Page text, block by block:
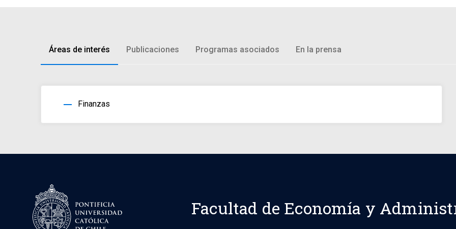
Áreas de interés Publicaciones Programas asociados En la prensa
horizontal_rule Finanzas
Facultad de Economía y